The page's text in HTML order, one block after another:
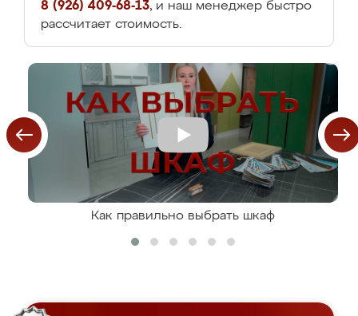
8 (926) 409-68-13, и наш менеджер быстро
рассчитает стоимость.
Как правильно выбрать шкаф